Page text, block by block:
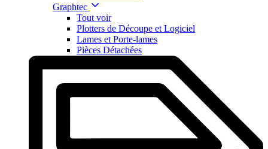
Graphtec
Tout voir
Plotters de Découpe et Logiciel
Lames et Porte-lames
Pièces Détachées